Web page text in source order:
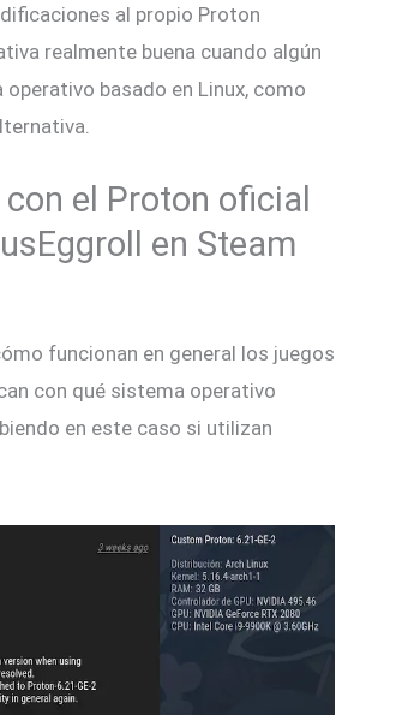
al propio Proton
realmente buena cuando algún
basado en Linux, como
el Proton oficial
en Steam
funcionan en general los juegos
con qué sistema operativo
en este caso si utilizan